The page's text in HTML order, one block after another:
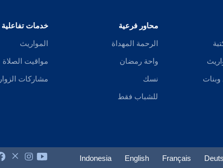
وبنات
محاور فرعية
الرحمة المهداة
واحة رمضان
نسك
للشباب فقط
خدمات تفاعلية
المواريث
مواقيت الصلاة
مشاركات الزوار
Français
English
Indonesia